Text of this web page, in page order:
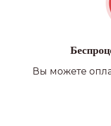
Вы можете